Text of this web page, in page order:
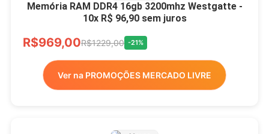
Memória RAM DDR4 16gb 3200mhz Westgatte -
10x R$ 96,90 sem juros
R$969,00R$1229,00 -21%
Ver na PROMOÇÕES MERCADO LIVRE